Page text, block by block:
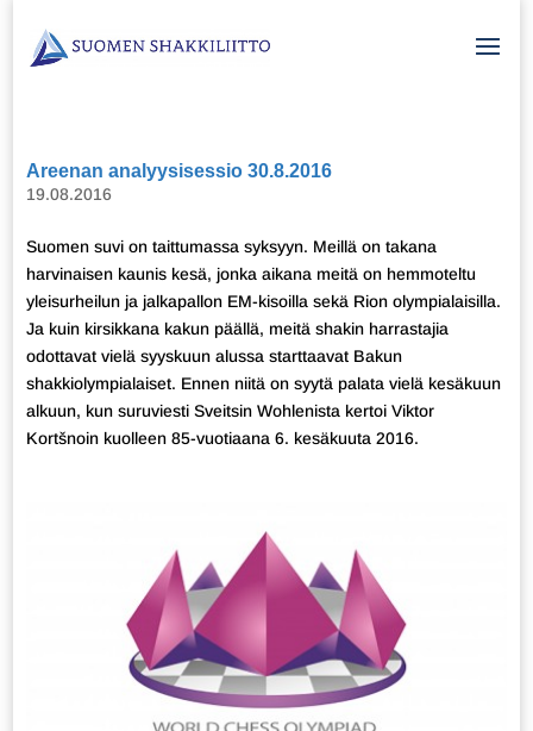
Areenan analyysisessio 30.8.2016
19.08.2016
Suomen suvi on taittumassa syksyyn. Meillä on takana
harvinaisen kaunis kesä, jonka aikana meitä on hemmoteltu
yleisurheilun ja jalkapallon EM-kisoilla sekä Rion olympialaisilla.
Ja kuin kirsikkana kakun päällä, meitä shakin harrastajia
odottavat vielä syyskuun alussa starttaavat Bakun
shakkiolympialaiset. Ennen niitä on syytä palata vielä kesäkuun
alkuun, kun suruviesti Sveitsin Wohlenista kertoi Viktor
Kortšnoin kuolleen 85-vuotiaana 6. kesäkuuta 2016.